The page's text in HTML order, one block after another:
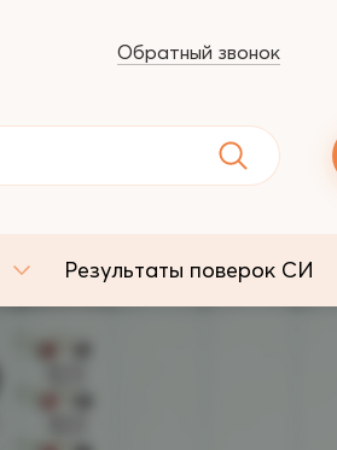
Обратный звонок
Результаты поверок СИ